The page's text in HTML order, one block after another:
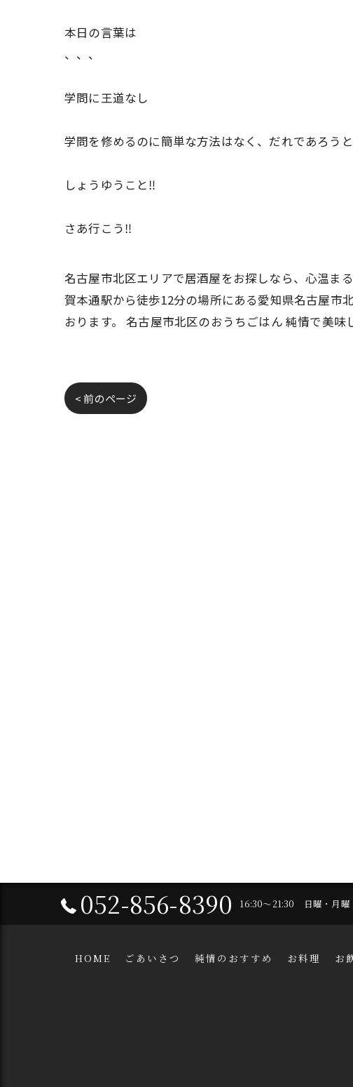
本日の言葉は
、、、
学問に王道なし
学問を修めるのに簡単な方法はなく、だれであろう
しょうゆうこと‼️
さあ行こう‼️
名古屋市北区エリアで居酒屋をお探しなら、心温ま
賀本通駅から徒歩12分の場所にある愛知県名古屋市
おります。 名古屋市北区のおうちごはん 純情で美
< 前のページ
052-856-8390 16:30～21:30 日曜・月曜
HOME ごあいさつ 純情のおすすめ お料理 お